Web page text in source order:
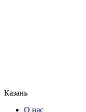
Казань
О нас